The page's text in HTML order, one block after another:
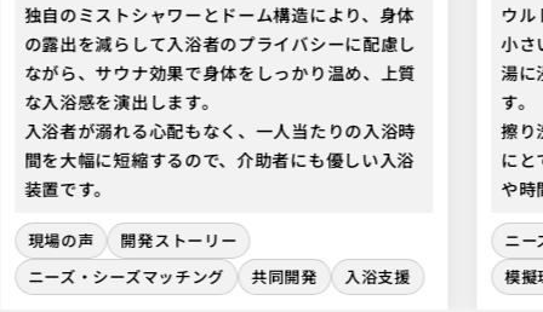
独自のミストシャワーとドーム構造により、身体
の露出を減らして入浴者のプライバシーに配慮し
ながら、サウナ効果で身体をしっかり温め、上質
な入浴感を演出します。
入浴者が溺れる心配もなく、一人当たりの入浴時
間を大幅に短縮するので、介助者にも優しい入浴
装置です。
現場の声
開発ストーリー
ニーズ・シーズマッチング
共同開発 入浴支援
ウル
小さ
湯に
す。
擦り
にと
や時
ニー
模擬